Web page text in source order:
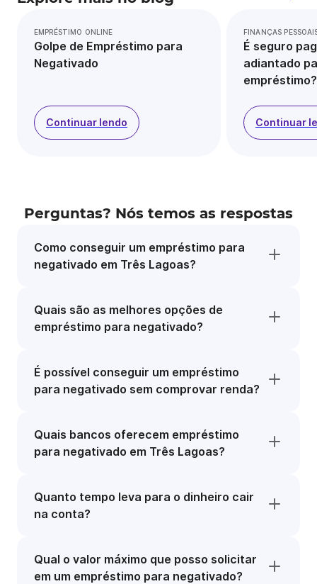
EMPRÉSTIMO ONLINE
Golpe de Empréstimo para
Negativado
Continuar lendo
FINANÇAS
É seguro
adiantado
empréstimo?
Continuar
Perguntas? Nós temos as respostas
Como conseguir um empréstimo para
negativado em Três Lagoas?
Quais são as melhores opções de
empréstimo para negativado?
É possível conseguir um empréstimo
para negativado sem comprovar renda?
Quais bancos oferecem empréstimo
para negativado em Três Lagoas?
Quanto tempo leva para o dinheiro cair
na conta?
Qual o valor máximo que posso solicitar
em um empréstimo para negativado?